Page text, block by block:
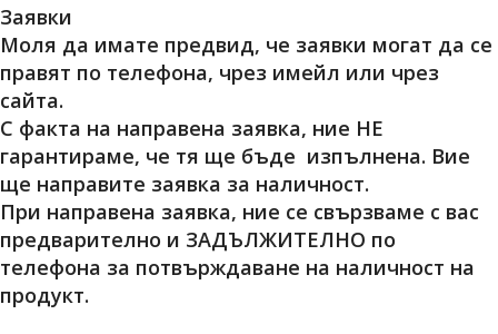
Заявки
Моля да имате предвид, че заявки могат да се
правят по телефона, чрез имейл или чрез
сайта.
С факта на направена заявка, ние НЕ
гарантираме, че тя ще бъде изпълнена. Вие
ще направите заявка за наличност.
При направена заявка, ние се свързваме с вас
предварително и ЗАДЪЛЖИТЕЛНО по
телефона за потвърждаване на наличност на
продукт.